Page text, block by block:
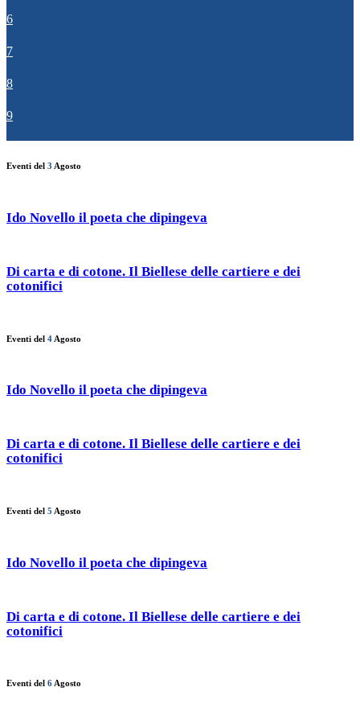
6
7
8
9
Eventi del 3 Agosto
Ido Novello il poeta che dipingeva
Di carta e di cotone. Il Biellese delle cartiere e dei
cotonifici
Eventi del 4 Agosto
Ido Novello il poeta che dipingeva
Di carta e di cotone. Il Biellese delle cartiere e dei
cotonifici
Eventi del 5 Agosto
Ido Novello il poeta che dipingeva
Di carta e di cotone. Il Biellese delle cartiere e dei
cotonifici
Eventi del 6Agosto